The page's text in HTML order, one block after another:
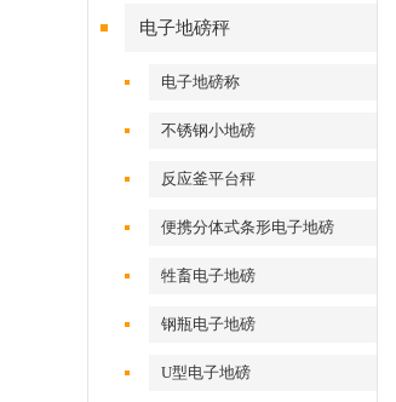
电子地磅秤
电子地磅称
不锈钢小地磅
反应釜平台秤
便携分体式条形电子地磅
牲畜电子地磅
钢瓶电子地磅
U型电子地磅